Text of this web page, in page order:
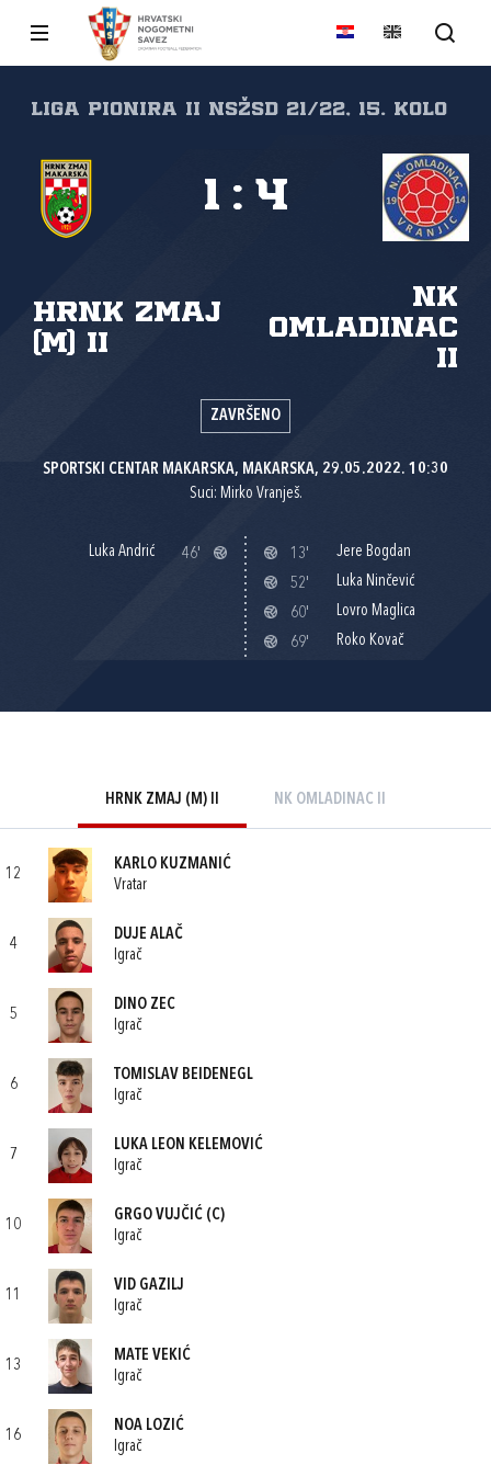
Liga pionira II NSŽSD 21/22, 15. kolo
HRNK Zmaj
(M) II
NK
Omladinac
II
1 : 4
ZAVRŠENO
SPORTSKI CENTAR MAKARSKA, MAKARSKA, 29.05.2022. 10:30
Suci: Mirko Vranješ.
Luka Andrić 46' 13'
Jere Bogdan
52'
Luka Ninčević
60'
Lovro Maglica
69'
Roko Kovač
HRNK ZMAJ (M) II NK OMLADINAC II
12
KARLO KUZMANIĆ
Vratar
4
DUJE ALAČ
Igrač
5
DINO ZEC
Igrač
6
TOMISLAV BEIDENEGL
Igrač
7
LUKA LEON KELEMOVIĆ
Igrač
10
GRGO VUJČIĆ (C)
Igrač
11
VID GAZILJ
Igrač
13
MATE VEKIĆ
Igrač
16
NOA LOZIĆ
Igrač